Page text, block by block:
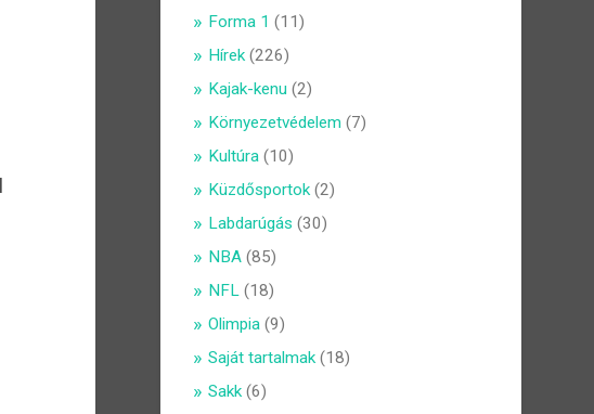
Forma 1 (11)
Hírek(226)
Kajak-kenu (2)
Környezetvédelem (7)
Kultúra (10)
Küzdősportok(2)
Labdarúgás (30)
NBA (85)
NFL (18)
Olimpia (9)
Saját tartalmak(18)
Sakk(6)